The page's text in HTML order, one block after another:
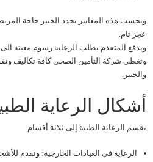
عجز تام.
ويدفع المتقدم بطلب الرعاية رسوم معينة
وتغطي شركة التأمين الصحي كافة تكاليف
والخبير.
أشكال الرعاية
تقسم الرعاية الطبية إلى ثلاثة أقسام:
الرعاية في العيادات الخارجية: وتقدم